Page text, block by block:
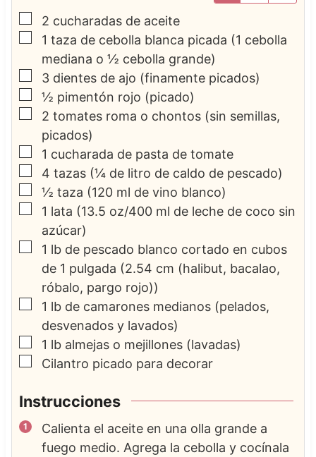
▢
2 cucharadas de aceite
▢
1 taza de cebolla blanca picada (1 cebolla
mediana o ½ cebolla grande)
▢
3 dientes de ajo (finamente picados)
▢
½ pimentón rojo (picado)
▢
2 tomates roma o chontos (sin semillas,
picados)
▢
1 cucharada de pasta de tomate
▢
4 tazas (¼ de litro de caldo de pescado)
▢
½ taza (120 ml de vino blanco)
▢
1 lata (13.5 oz/400 ml de leche de coco sin
azúcar)
▢
1 lb de pescado blanco cortado en cubos
de 1 pulgada (2.54 cm (halibut, bacalao,
róbalo, pargo rojo))
▢
1 lb de camarones medianos (pelados,
desvenados y lavados)
▢
1 lb almejas o mejillones (lavadas)
▢
Cilantro picado para decorar
Instrucciones
Calienta el aceite en una olla grande a
fuego medio. Agrega la cebolla y cocínala